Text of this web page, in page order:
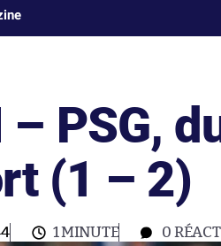
PSG,
(1 – 2)
1 MINUTE 0